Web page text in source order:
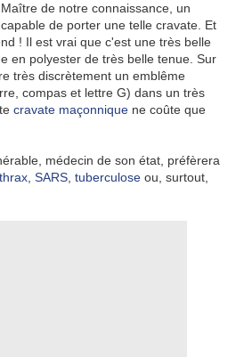
de notre connaissance, un
de porter une telle cravate. Et
! Il est vrai que c'est une très belle
en polyester de très belle tenue. Sur
très discrètement un emblême
compas et lettre G) dans un très
cravate maçonnique ne coûte que
médecin de son état, préfèrera
SARS tuberculose ou, surtout,